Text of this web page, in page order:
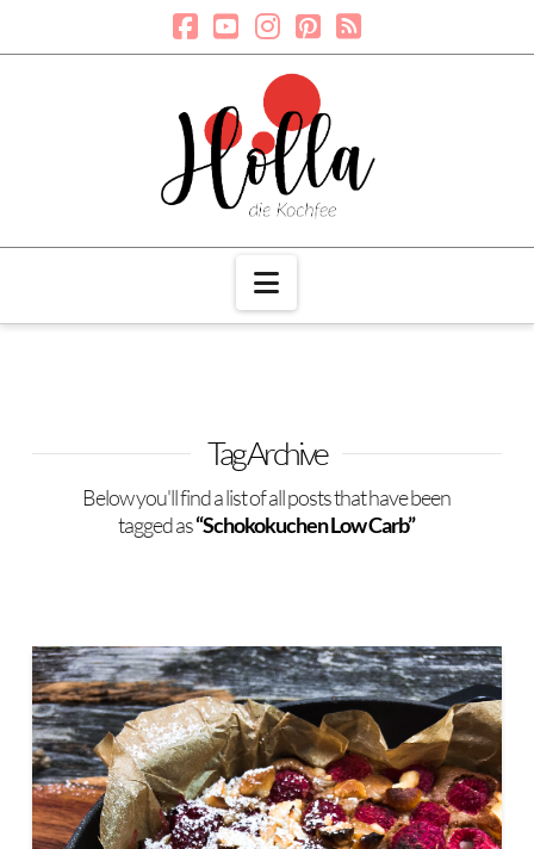
Navigation
Tag Archive
Below you'll find a list of all posts that have been
tagged as“Schokokuchen Low Carb”